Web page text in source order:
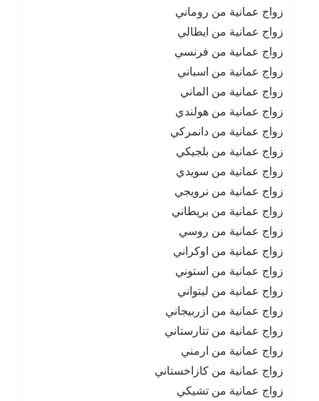
زواج عمانية من روماني
زواج عمانية من ايطالي
زواج عمانية من فرنسي
زواج عمانية من اسباني
زواج عمانية من الماني
زواج عمانية من هولندي
زواج عمانية من دانمركي
زواج عمانية من بلجيكي
زواج عمانية من سويدي
زواج عمانية من نرويجي
زواج عمانية من بريطاني
زواج عمانية من روسي
زواج عمانية من اوكراني
زواج عمانية من استوني
زواج عمانية من ليتواني
زواج عمانية من ازربيجاني
زواج عمانية من تتارستاني
زواج عمانية من ارمني
زواج عمانية من كازاخستاني
زواج عمانية من تشيكي